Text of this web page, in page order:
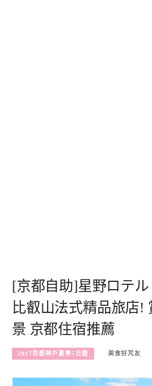
[京都自助]星野ロテ
比叡山法式精品旅店!
景 京都住宿推薦
2017京都神戶夏季5日遊 美食好芃友